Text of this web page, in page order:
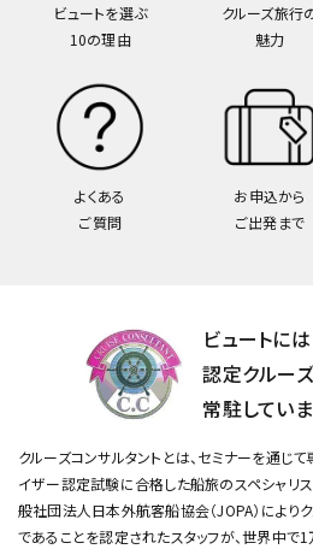
ビュートを選ぶ
10の理由
クルーズ旅行
魅力
よくある
ご質問
お申込から
ご出発まで
ビュートには
認定クルー
常駐してい
クルーズコンサルタントとは、セミナーを通じ
イザー認定試験に合格した船旅のスペシャリス
般社団法人日本外航客船協会（JOPA）により
であることを認定されたスタッフが、世界中で1